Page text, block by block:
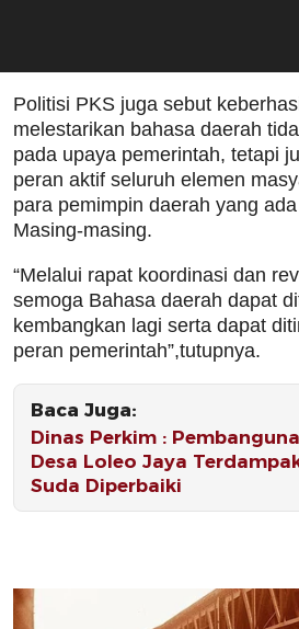
Politisi PKS juga sebut
melestarikan bahasa daerah
pada upaya pemerintah, tetapi
peran aktif seluruh elemen
para pemimpin daerah yang
Masing-masing.
“Melalui rapat koordinasi dan
semoga Bahasa daerah dapat
kembangkan lagi serta dapat
peran pemerintah”,tutupnya.
Baca Juga:
Dinas Perkim :
Desa Loleo Jaya
Suda Diperbaiki